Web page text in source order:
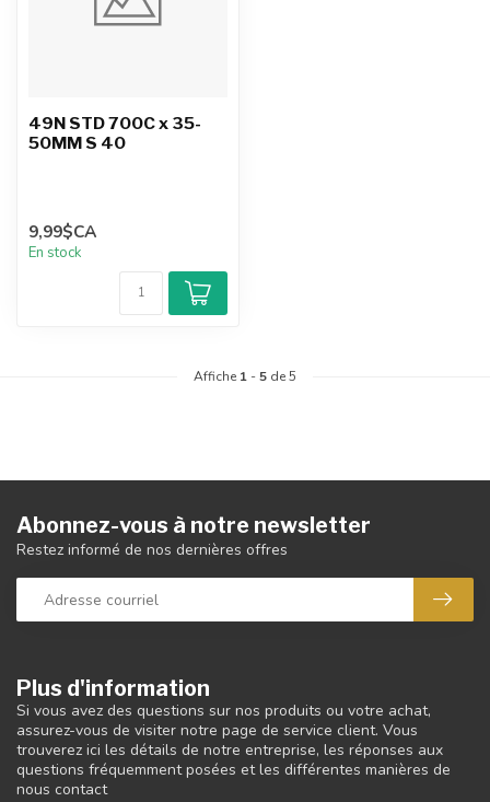
49N STD 700C x 35-
50MM S 40
9,99$CA
En stock
Affiche 1 -5 de 5
Plus d'information
Si vous avez des questions sur nos produits ou votre achat,
assurez-vous de visiter notre page de service client. Vous
trouverez ici les détails de notre entreprise, les réponses aux
questions fréquemment posées et les différentes manières de
nous contact
Abonnez-vous à notre newsletter
Restez informé de nos dernières offres